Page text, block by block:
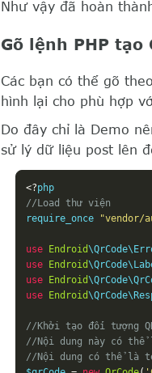
Như vậy đã hoàn
Gõ lệnh PHP tạo
Các bạn có thể gõ
hình lại cho phù hợp
Do đây chỉ là Demo
sử lý dữ liệu post lên
<?
//Load thư viện
require_once
"vendor/
use Endroid
use Endroid
use Endroid
use Endroid
//Khởi tạo đối tượng
//Nội dung này có
//Nội dung có thể là